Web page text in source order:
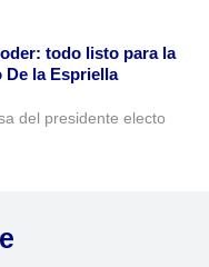
todo listo para la
De la Espriella
del presidente electo